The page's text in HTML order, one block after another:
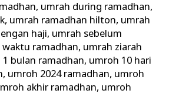
, umrah during ramadhan,
, umrah ramadhan hilton, umrah
haji, umrah sebelum
waktu ramadhan, umrah ziarah
bulan ramadhan, umroh 10 hari
, umroh 2024 ramadhan, umroh
akhir ramadhan, umroh